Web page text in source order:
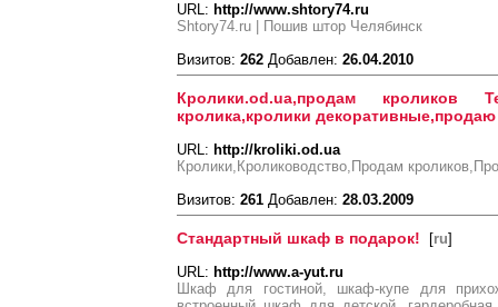
URL: http://www.shtory74.ru
Shtory74.ru | Пошив штор Челябинск
Визитов: 262 Добавлен: 26.04.2010
Кролики.od.ua,продам кроликов
кролика,кролики
URL: http://kroliki.od.ua
Кролики,Кролиководство,Продам
Визитов: 261 Добавлен: 28.03.2009
Стандартный шкаф в подарок! [ru]
URL: http://www.a-yut.ru
Шкаф для гостиной, шкаф-купе для